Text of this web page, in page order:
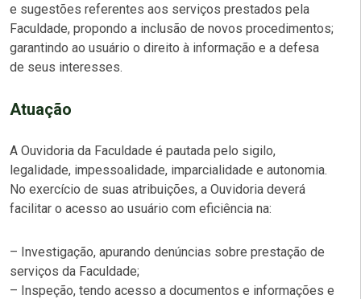
e sugestões referentes aos serviços prestados pela
Faculdade, propondo a inclusão de novos procedimentos;
garantindo ao usuário o direito à informação e a defesa
de seus interesses.
Atuação
A Ouvidoria da Faculdade é pautada pelo sigilo,
legalidade, impessoalidade, imparcialidade e autonomia.
No exercício de suas atribuições, a Ouvidoria deverá
facilitar o acesso ao usuário com eficiência na:
– Investigação, apurando denúncias sobre prestação de
serviços da Faculdade;
– Inspeção, tendo acesso a documentos e informações e